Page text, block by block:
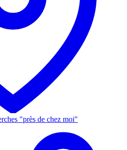
"près de chez moi"